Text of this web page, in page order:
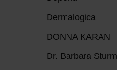
Dermalogica
DONNA KARAN
Dr. Barbara Sturm